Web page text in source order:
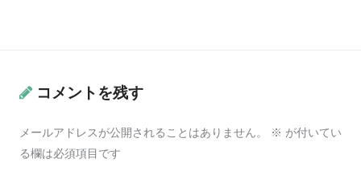
コメントを残す
メールアドレスが公開されることはありません。 ※ が付いてい
る欄は必須項目です